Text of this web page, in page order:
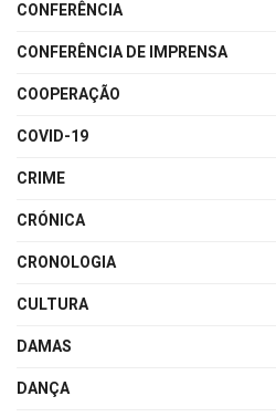
CONFERÊNCIA
CONFERÊNCIA DE IMPRENSA
COOPERAÇÃO
COVID-19
CRIME
CRÓNICA
CRONOLOGIA
CULTURA
DAMAS
DANÇA